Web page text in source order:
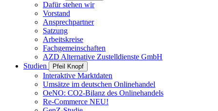
Dafür stehen wir
Vorstand
Ansprechpartner
Satzung
Arbeitskreise
Fachgemeinschaften
AZD Alternative Zustelldienste GmbH
Studien
Pfeil Knopf
Interaktive Marktdaten
Umsätze im deutschen Onlinehandel
OeNO: CO2-Bilanz des Onlinehandels
Re-Commerce NEU!